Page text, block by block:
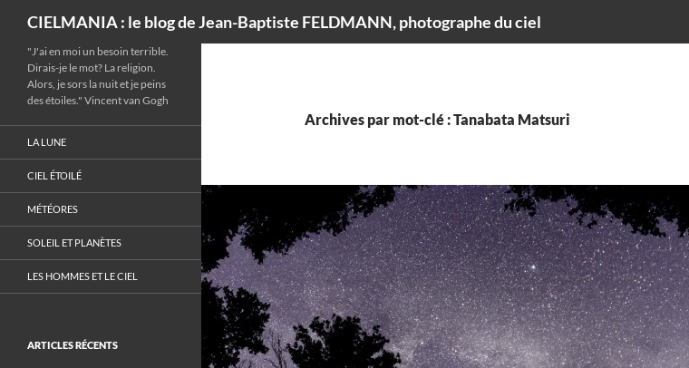
CIELMANIA : le blog de Jean-Baptiste FELDMANN, photographe du ciel
Archives par mot-clé : Tanabata Matsuri
"J'ai en moi un besoin terrible.
Dirais-je le mot? La religion.
Alors, je sors la nuit et je peins
des étoiles." Vincent van Gogh
LA LUNE
CIEL ÉTOILÉ
MÉTÉORES
SOLEIL ET PLANÈTES
LES HOMMES ET LE CIEL
ARTICLES RÉCENTS